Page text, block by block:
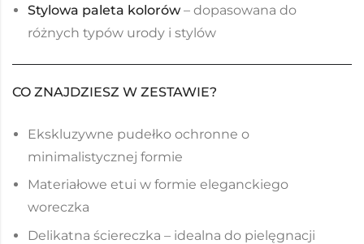
Stylowa paleta kolorów – dopasowana do
różnych typów urody i stylów
CO ZNAJDZIESZ W ZESTAWIE?
Ekskluzywne pudełko ochronne o
minimalistycznej formie
Materiałowe etui w formie eleganckiego
woreczka
Delikatna ściereczka – idealna do pielęgnacji